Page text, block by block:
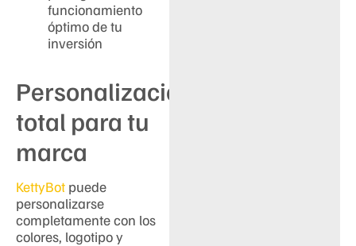
funcionamiento
óptimo de tu
inversión
Personalización
total para tu
marca
KettyBot puede
personalizarse
completamente con los
colores, logotipo y